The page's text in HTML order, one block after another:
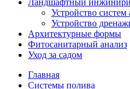
Ландшафтный
Устройство систем
Устройство
Aрхитектурные формы
Фитосанитарный анализ
Уход за садом
Главная
Системы полива